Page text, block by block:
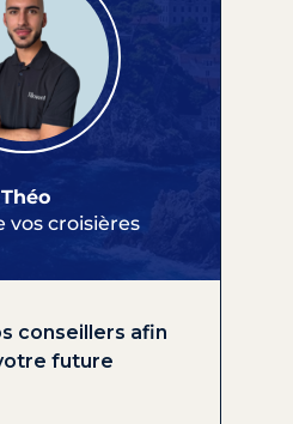
Théo
vos croisières
conseillers afin
future